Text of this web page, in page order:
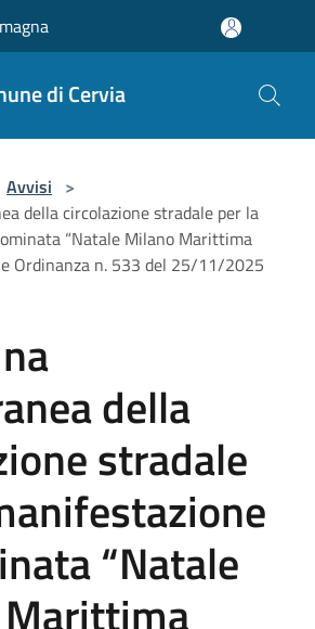
di Cervia
Avvisi >
della circolazione stradale per la
“Natale Milano Marittima
Ordinanza n. 533 del 25/11/2025
della
stradale
“Natale